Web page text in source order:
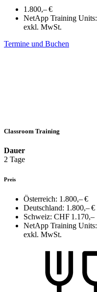
1.800,– €
NetApp Training Units:
exkl. MwSt.
Termine und Buchen
Classroom Training
Dauer
2 Tage
Preis
Österreich: 1.800,– €
Deutschland: 1.800,– €
Schweiz: CHF 1.170,–
NetApp Training Units:
exkl. MwSt.